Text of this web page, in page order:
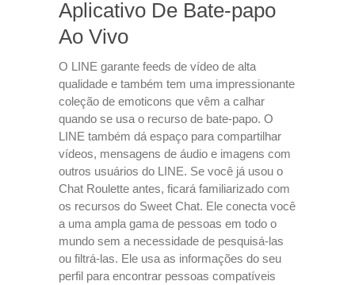
Aplicativo De Bate-papo
Ao Vivo
O LINE garante feeds de vídeo de alta
qualidade e também tem uma impressionante
coleção de emoticons que vêm a calhar
quando se usa o recurso de bate-papo. O
LINE também dá espaço para compartilhar
vídeos, mensagens de áudio e imagens com
outros usuários do LINE. Se você já usou o
Chat Roulette antes, ficará familiarizado com
os recursos do Sweet Chat. Ele conecta você
a uma ampla gama de pessoas em todo o
mundo sem a necessidade de pesquisá-las
ou filtrá-las. Ele usa as informações do seu
perfil para encontrar pessoas compatíveis